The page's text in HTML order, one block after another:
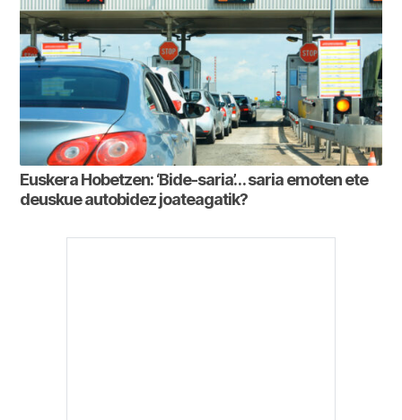
Euskera Hobetzen: ‘Bide-saria’… saria emoten ete
deuskue autobidez joateagatik?